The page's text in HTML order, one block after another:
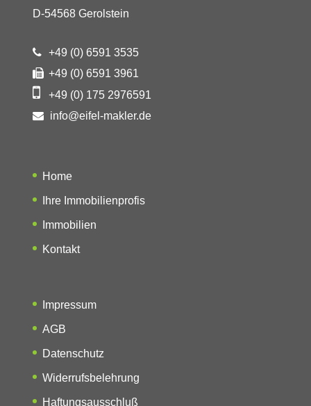
D-54568 Gerolstein
+49 (0) 6591 3535
+49 (0) 6591 3961
+49 (0) 175 2976591
info@eifel-makler.de
Home
Ihre Immobilienprofis
Immobilien
Kontakt
Impressum
AGB
Datenschutz
Widerrufsbelehrung
Haftungsausschluß